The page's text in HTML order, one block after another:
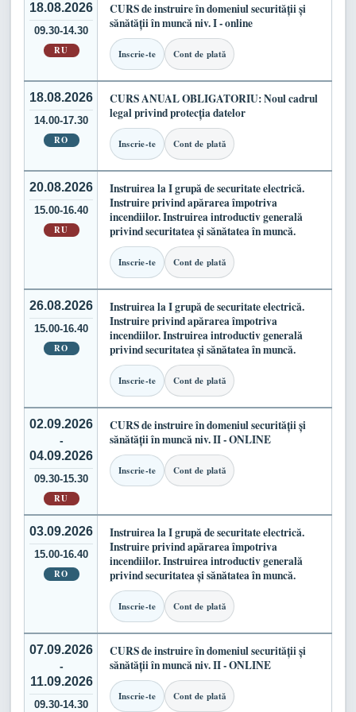
18.08.2026
09.30-14.30
RU
CURS de instruire în domeniul securității și
sănătății în muncă niv. I - online
Inscrie-te Cont de plată
18.08.2026
14.00-17.30
RO
CURS ANUAL OBLIGATORIU: Noul cadrul
legal privind protecția datelor
Inscrie-te Cont de plată
20.08.2026
15.00-16.40
RU
Instruirea la I grupă de securitate electrică.
Instruire privind apărarea împotriva
incendiilor. Instruirea introductiv generală
privind securitatea și sănătatea în muncă.
Inscrie-te Cont de plată
26.08.2026
15.00-16.40
RO
Instruirea la I grupă de securitate electrică.
Instruire privind apărarea împotriva
incendiilor. Instruirea introductiv generală
privind securitatea și sănătatea în muncă.
Inscrie-te Cont de plată
02.09.2026
-
04.09.2026
09.30-15.30
RU
CURS de instruire în domeniul securității și
sănătății în muncă niv. II - ONLINE
Inscrie-te Cont de plată
03.09.2026
15.00-16.40
RO
Instruirea la I grupă de securitate electrică.
Instruire privind apărarea împotriva
incendiilor. Instruirea introductiv generală
privind securitatea și sănătatea în muncă.
Inscrie-te Cont de plată
07.09.2026
-
11.09.2026
09.30-14.30
CURS de instruire în domeniul securității și
sănătății în muncă niv. II - ONLINE
Inscrie-te Cont de plată